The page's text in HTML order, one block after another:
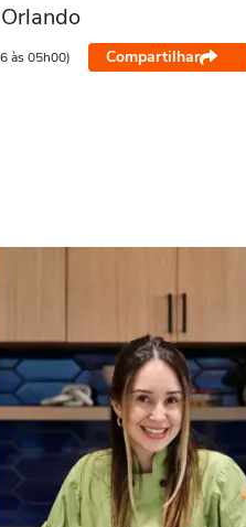
às 05h00) Compartilhar